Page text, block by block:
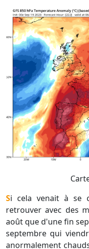
Si cela venait à se confirmer, nous pourrions nous
retrouver avec des
août que d'une fin
septembre qui
anormalement